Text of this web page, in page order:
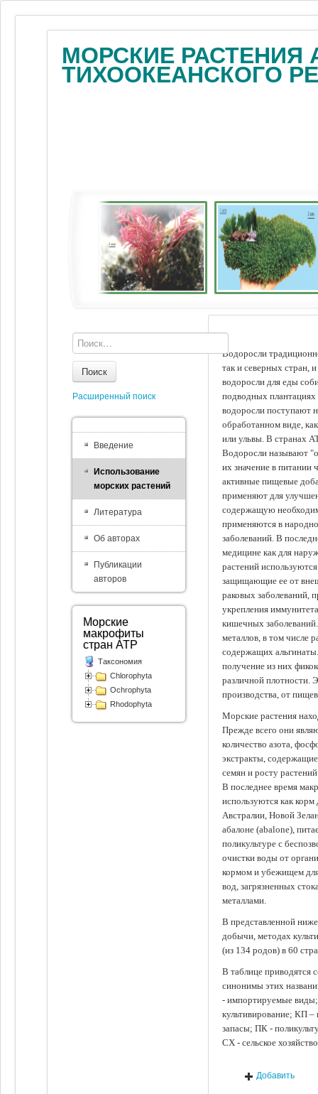
МОРСКИЕ РАСТЕНИЯ
ТИХООКЕАНСКОГО
Водоросли
так и северных стран,
водоросли для еды
подводных
водоросли поступают
обработанном виде,
или ульвы. В странах
Водоросли называют
их значение в питании
активные пищевые
применяют для
содержащую
применяются в
заболеваний. В
медицине как для
растений
защищающие ее от
раковых заболеваний,
укрепления
кишечных
металлов, в том числе
содержащих
получение из них
различной плотности.
производства, от
Морские растения
Прежде всего они
количество азота,
экстракты,
семян и росту
В последнее время
используются как
Австралии, Новой
абалоне (abalone),
поликультуре с
очистки воды от
кормом и убежищем
вод, загрязненных
металлами.
В представленной
добычи, методах
(из 134 родов) в 60
В таблице приводятся
синонимы этих
- импортируемые
культивирование; КП
запасы; ПК -
СХ - сельское
Добавить
Поиск
Расширенный поиск
Введение
Использование
морских растений
Литература
Об авторах
Публикации
авторов
Морские
макрофиты
стран АТР
Таксономия
Chlorophyta
Ochrophyta
Rhodophyta